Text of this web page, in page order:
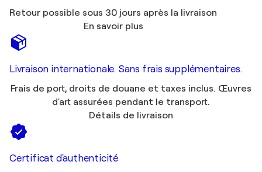
Retour possible sous 30 jours après la livraison
En savoir plus
Livraison internationale. Sans frais supplémentaires.
Frais de port, droits de douane et taxes inclus. Œuvres
d'art assurées pendant le transport.
Détails de livraison
Certificat d'authenticité